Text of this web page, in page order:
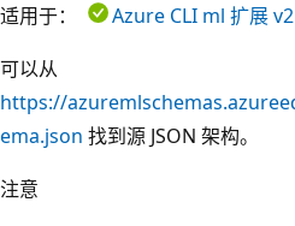
适用于： Azure CLI ml 扩展
可以从
https://
ema.json 找到源 JSON 架构。
注意